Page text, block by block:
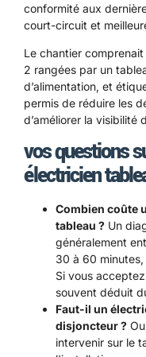
conformité aux
court-circuit et
Le chantier
2 rangées par un
d’alimentation, et
permis de réduire les
d’améliorer la visibilité
vos questions
électricien
Combien coûte
tableau ? Un
généralement
30 à 60
Si vous
souvent déduit
Faut-il un
disjoncteur ?
intervenir sur le